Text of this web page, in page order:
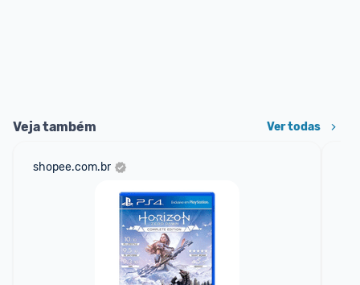
Veja também Ver todas
shopee.com.br